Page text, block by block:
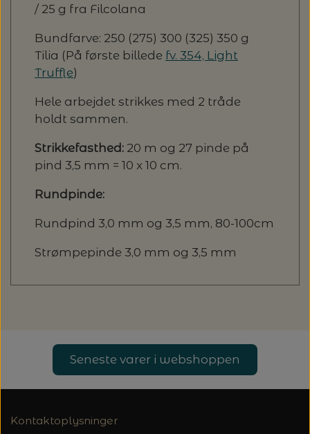
/ 25 g fra Filcolana
Bundfarve: 250 (275) 300 (325) 350 g
Tilia (På første billede fv. 354, Light
Truffle)
Hele arbejdet strikkes med 2 tråde
holdt sammen.
Strikkefasthed: 20 m og 27 pinde på
pind 3,5 mm = 10 x 10 cm.
Rundpinde:
Rundpind 3,0 mm og 3,5 mm, 80-100cm
Strømpepinde 3,0 mm og 3,5 mm
Seneste varer i webshoppen
Kontaktoplysninger